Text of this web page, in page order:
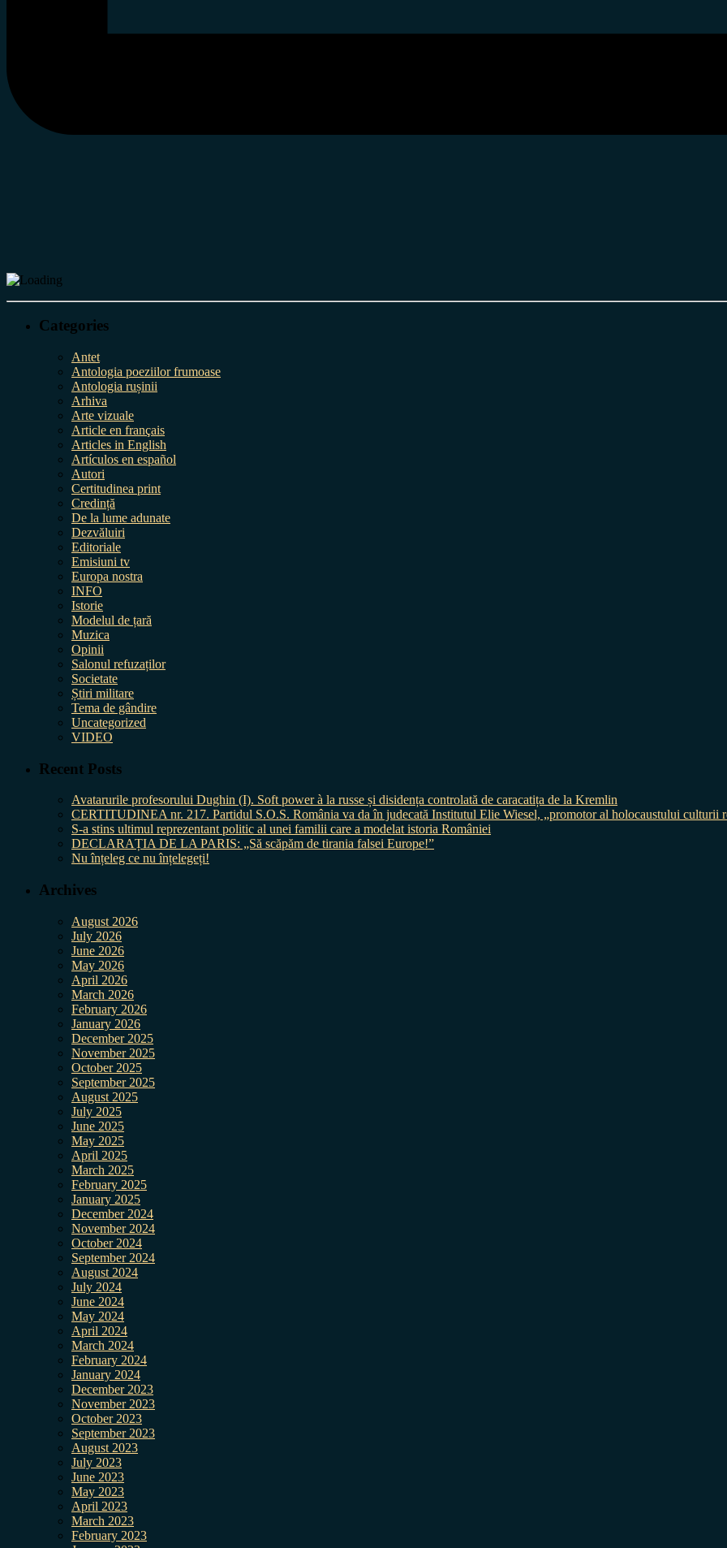
Categories
Antet
Antologia poeziilor frumoase
Antologia rușinii
Arhiva
Arte vizuale
Article en français
Articles in English
Artículos en español
Autori
Certitudinea print
Credință
De la lume adunate
Dezvăluiri
Editoriale
Emisiuni tv
Europa nostra
INFO
Istorie
Modelul de țară
Muzica
Opinii
Salonul refuzaților
Societate
Știri militare
Tema de gândire
Uncategorized
VIDEO
Recent Posts
Avatarurile profesorului Dughin (I). Soft power à la russe și disidența controlată de caracatița de la Kremlin
CERTITUDINEA nr. 217. Partidul S.O.S. România va da în judecată Institutul Elie Wiesel, „promotor al holocaustului culturii
S-a stins ultimul reprezentant politic al unei familii care a modelat istoria României
DECLARAȚIA DE LA PARIS: „Să scăpăm de tirania falsei Europe!”
Nu înțeleg ce nu înțelegeți!
Archives
August 2026
July 2026
June 2026
May 2026
April 2026
March 2026
February 2026
January 2026
December 2025
November 2025
October 2025
September 2025
August 2025
July 2025
June 2025
May 2025
April 2025
March 2025
February 2025
January 2025
December 2024
November 2024
October 2024
September 2024
August 2024
July 2024
June 2024
May 2024
April 2024
March 2024
February 2024
January 2024
December 2023
November 2023
October 2023
September 2023
August 2023
July 2023
June 2023
May 2023
April 2023
March 2023
February 2023